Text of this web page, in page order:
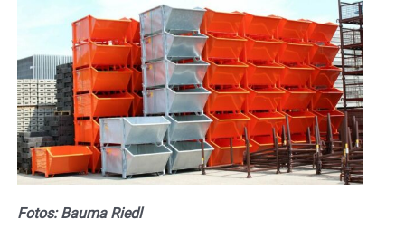
Fotos: Bauma Riedl